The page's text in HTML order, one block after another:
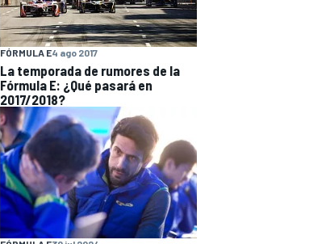
FÓRMULA E4 ago 2017
La temporada de rumores de la
Fórmula E: ¿Qué pasará en
2017/2018?